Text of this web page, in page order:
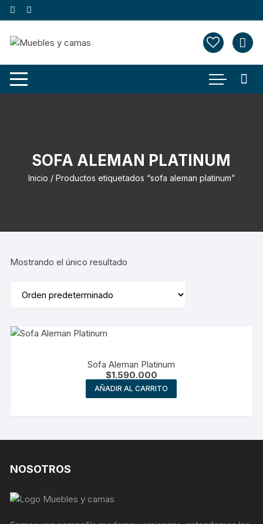
Saltar
al
contenido
SOFA ALEMAN PLATINUM
Inicio / Productos etiquetados “sofa aleman platinum”
Mostrando el único resultado
Sofa Aleman Platinum
$1.590.000
AÑADIR AL CARRITO
NOSOTROS